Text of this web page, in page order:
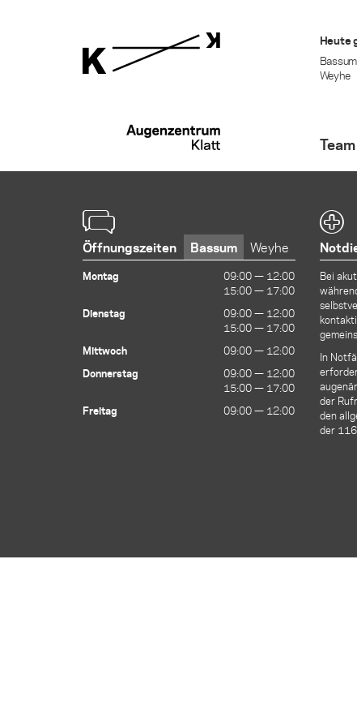
Heute
Bassum
Weyhe
Team
Öffnungszeiten Weyhe
Bassum
Montag
09:00 — 12:00
15:00 — 17:00
Dienstag
09:00 — 12:00
15:00 — 17:00
Mittwoch
09:00 — 12:00
Donnerstag
09:00 — 12:00
15:00 — 17:00
Freitag
09:00 — 12:00
Bei
In
der
den
der